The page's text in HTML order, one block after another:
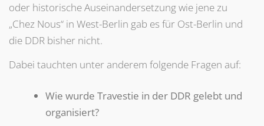
oder historische Auseinandersetzung wie jene zu
„Chez Nous“ in West-Berlin gab es für Ost-Berlin und
die DDR bisher nicht.
Dabei tauchten unter anderem folgende Fragen auf:
Wie wurde Travestie in der DDR gelebt und
organisiert?